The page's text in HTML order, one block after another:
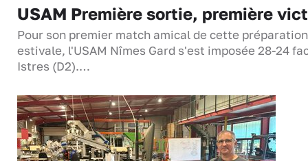
USAM Première sortie, première
Pour son premier match amical de cette préparation
estivale, l'USAM Nîmes Gard s'est imposée 28-24
Istres (D2).…